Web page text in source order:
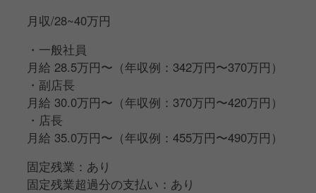
ば、プロの技術や経営知識は必ず後からついてきま
会社が成長フェーズにある今、キャリアの選択肢は無
限です。
店長の先には、マネージャーや経営幹部への昇格、新
規事業の立ち上げ、大型イベントの企画運営、さらに
は社内独立制度など、あなたの野心を形にする多彩な
道を用意しています。
月収/28~40万円
・一般社員
月給 28.5万円〜（年収例：342万円〜370万円）
・副店長
月給 30.0万円〜（年収例：370万円〜420万円）
・店長
月給 35.0万円〜（年収例：455万円〜490万円）
固定残業：あり
固定残業超過分の支払い：あり